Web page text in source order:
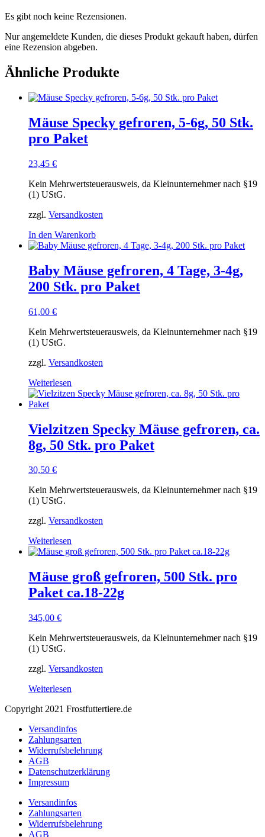
Es gibt noch keine Rezensionen.
Nur angemeldete Kunden, die dieses Produkt gekauft haben, dürfen
eine Rezension abgeben.
Ähnliche Produkte
Mäuse Specky gefroren, 5-6g, 50 Stk.
pro Paket
23,45 €
Kein Mehrwertsteuerausweis, da Kleinunternehmer nach §19
(1) UStG.
zzgl. Versandkosten
In den Warenkorb
Baby Mäuse gefroren, 4 Tage, 3-4g,
200 Stk. pro Paket
61,00 €
Kein Mehrwertsteuerausweis, da Kleinunternehmer nach §19
(1) UStG.
zzgl. Versandkosten
Weiterlesen
Vielzitzen Specky Mäuse gefroren, ca.
8g, 50 Stk. pro Paket
30,50 €
Kein Mehrwertsteuerausweis, da Kleinunternehmer nach §19
(1) UStG.
zzgl. Versandkosten
Weiterlesen
Mäuse groß gefroren, 500 Stk. pro
Paket ca.18-22g
345,00 €
Kein Mehrwertsteuerausweis, da Kleinunternehmer nach §19
(1) UStG.
zzgl. Versandkosten
Weiterlesen
Copyright 2021 Frostfuttertiere.de
Versandinfos
Zahlungsarten
Widerrufsbelehrung
AGB
Datenschutzerklärung
Impressum
Versandinfos
Zahlungsarten
Widerrufsbelehrung
AGB